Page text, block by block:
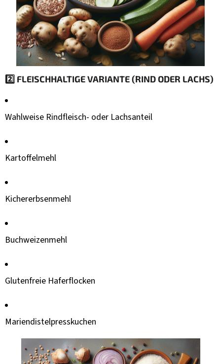
2️⃣ FLEISCHHALTIGE VARIANTE (RIND ODER LACHS)
Wahlweise Rindfleisch- oder Lachsanteil
Kartoffelmehl
Kichererbsenmehl
Buchweizenmehl
Glutenfreie Haferflocken
Mariendistelpresskuchen